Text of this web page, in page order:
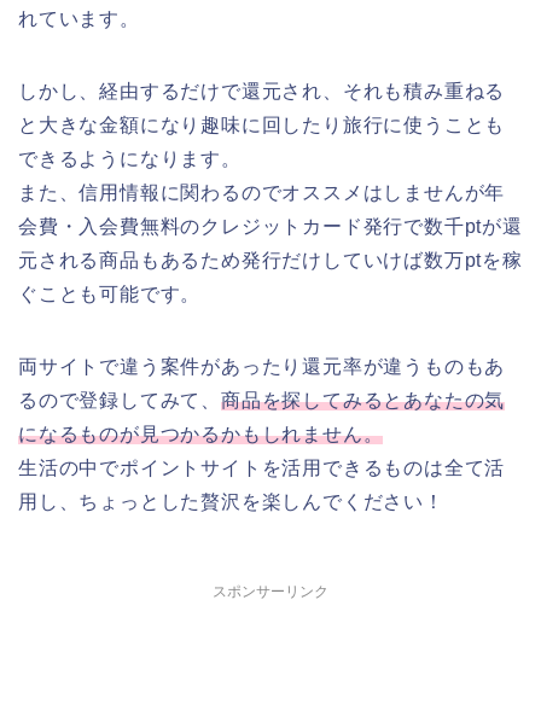
れています。
しかし、経由するだけで還元され、それも積み重ねる
と大きな金額になり趣味に回したり旅行に使うことも
できるようになります。
また、信用情報に関わるのでオススメはしませんが年
会費・入会費無料のクレジットカード発行で数千ptが還
元される商品もあるため発行だけしていけば数万ptを稼
ぐことも可能です。
両サイトで違う案件があったり還元率が違うものもあ
るので登録してみて、 商品を探してみるとあなたの気
になるものが見つかるかもしれません。
生活の中でポイントサイトを活用できるものは全て活
用し、ちょっとした贅沢を楽しんでください！
スポンサーリンク